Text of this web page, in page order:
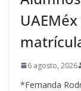
6 agosto, 2026
*Fernanda